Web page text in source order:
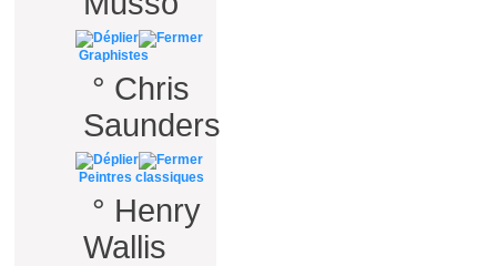
Graphistes
° Chris
Saunders
Peintres classiques
° Henry
Wallis